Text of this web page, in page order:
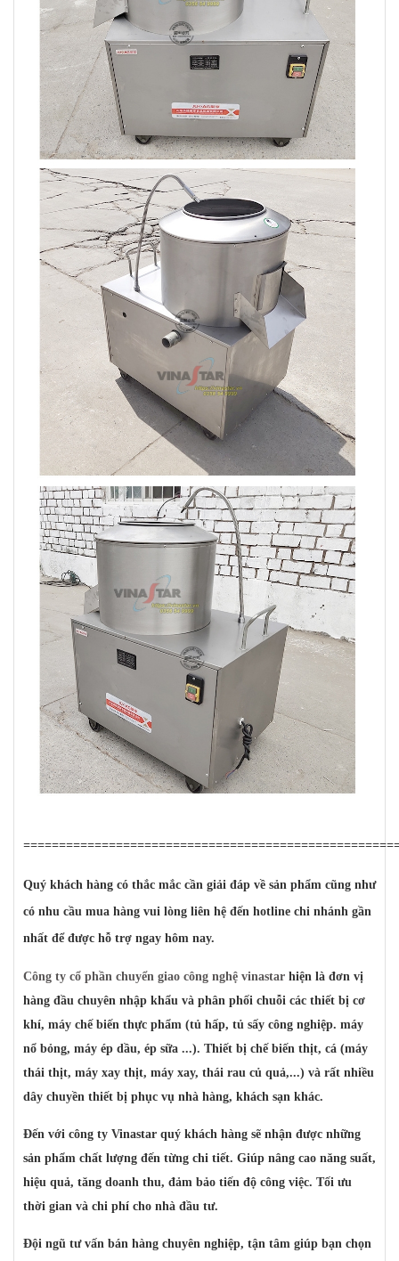
Quý khách hàng có thắc mắc cần giải đáp về sản phẩm cũng như
có nhu cầu mua hàng vui lòng liên hệ đến hotline chi nhánh gần
nhất để được hỗ trợ ngay hôm nay.
Công ty cổ phần chuyển giao công nghệ vinastar hiện là đơn vị
hàng đầu chuyên nhập khẩu và phân phối chuỗi các thiết bị cơ
khí, máy chế biến thực phẩm (tủ hấp, tủ sấy công nghiệp. máy
nổ bỏng, máy ép dầu, ép sữa ...). Thiết bị chế biến thịt, cá (máy
thái thịt, máy xay thịt, máy xay, thái rau củ quả,...) và rất nhiều
dây chuyền thiết bị phục vụ nhà hàng, khách sạn khác.
Đến với công ty Vinastar quý khách hàng sẽ nhận được những
sản phẩm chất lượng đến từng chi tiết. Giúp nâng cao năng suất,
hiệu quả, tăng doanh thu, đảm bảo tiến độ công việc. Tối ưu
thời gian và chi phí cho nhà đầu tư.
Đội ngũ tư vấn bán hàng chuyên nghiệp, tận tâm giúp bạn chọn